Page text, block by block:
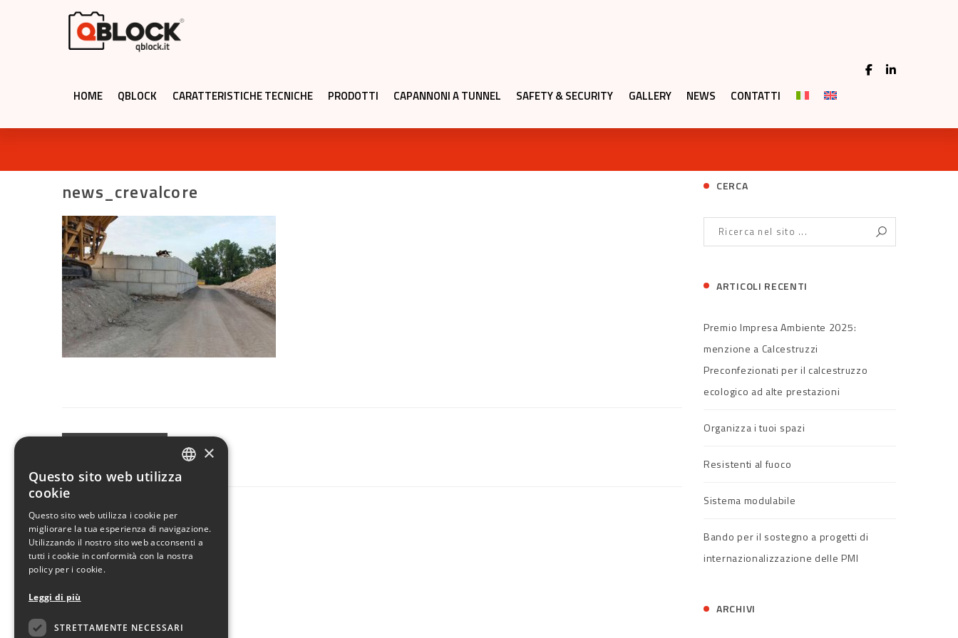
HOME QBLOCK CARATTERISTICHE TECNICHE PRODOTTI CAPANNONI A TUNNEL SAFETY & SECURITY GALLERY NEWS CONTATTI
news_crevalcore CERCA
ARTICOLI RECENTI
Premio Impresa Ambiente 2025:
menzione a Calcestruzzi
Preconfezionati per il calcestruzzo
ecologico ad alte prestazioni
Organizza i tuoi spazi
Resistenti al fuoco
Sistema modulabile
Bando per il sostegno a progetti di
internazionalizzazione delle PMI
ARCHIVI
×
Questo sito web utilizza
cookie
Questo sito web utilizza i cookie per
migliorare la tua esperienza di navigazione.
Utilizzando il nostro sito web acconsenti a
tutti i cookie in conformità con la nostra
policy per i cookie.
Leggi di più
STRETTAMENTE NECESSARI